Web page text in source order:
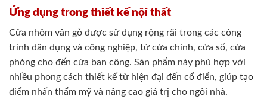
Ứng dụng trong thiết kế nội thất
Cửa nhôm vân gỗ được sử dụng rộng rãi trong các công
trình dân dụng và công nghiệp, từ cửa chính, cửa sổ, cửa
phòng cho đến cửa ban công. Sản phẩm này phù hợp với
nhiều phong cách thiết kế từ hiện đại đến cổ điển, giúp tạo
điểm nhấn thẩm mỹ và nâng cao giá trị cho ngôi nhà.